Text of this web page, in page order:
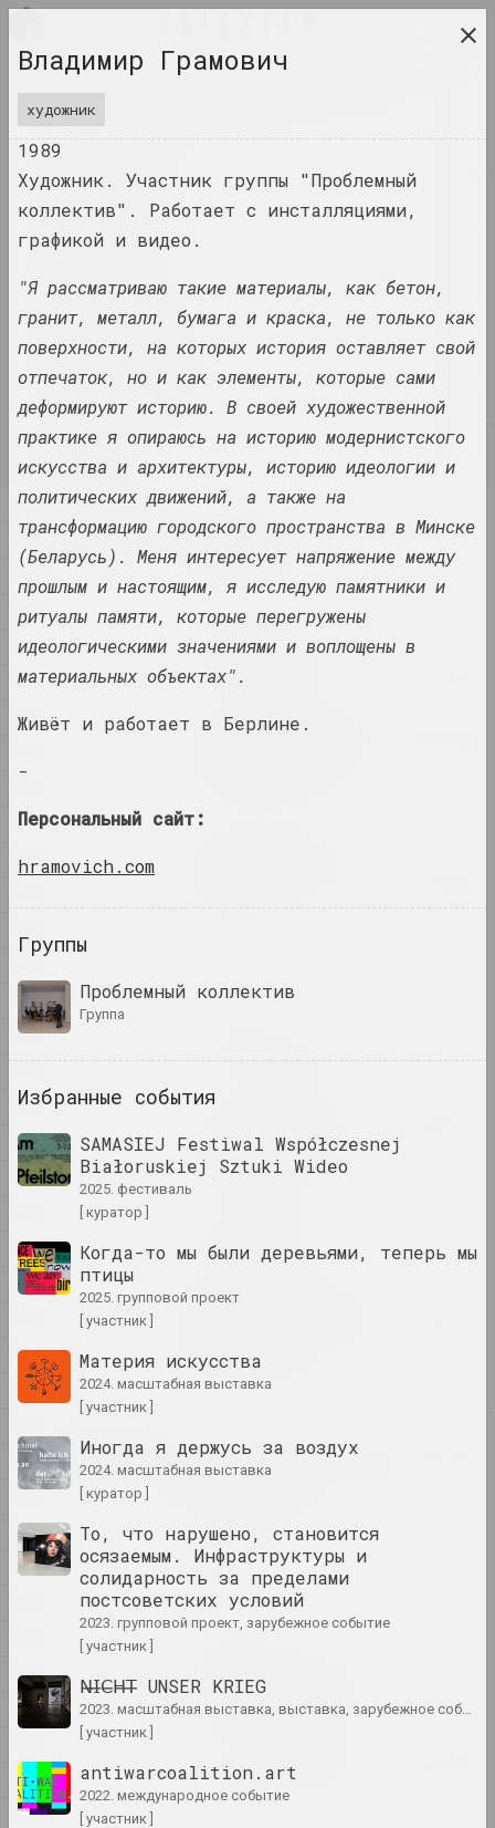
исследовательская платформа беларусского
современного искусства
ЖУРНАЛ
ИНДЕКС
ИМЕНА
ТЕРМИНЫ
СОБЫТИЯ
ДОКУМЕНТЫ
ИНФО
RUS
2025
2024
2022
2021
2020
2019
2016
2015
2011
2010
2008
2007
2004
2002
2001
1999
1998
1996
1995
1994
1993
1990
1989
1987
1985
2025
Где люди и звери бродят в
тени стены
Гриб и облако
2025. исследовательский проект, персональная выставка
Когда-то мы были деревьями,
2025. конкурс
2025. выставка
2025. групповой проект
moon she saw ...
2025. персональная выставка
2025. групповой проект
SAMASIEJ Festiwal
2025. фестиваль
2024
Lossy notes or typically a
presentation has many
1374
2024. выставка
Вильнюсский альбом
2024. персональная выставка
2024. масштабная выставка
Владимир Грамович
художник
1989
Художник. Участник группы "Проблемный
коллектив". Работает с инсталляциями,
графикой и видео.
"Я рассматриваю такие материалы, как бетон,
гранит, металл, бумага и краска, не только как
поверхности, на которых история оставляет свой
отпечаток, но и как элементы, которые сами
деформируют историю. В своей художественной
практике я опираюсь на историю модернистского
искусства и архитектуры, историю идеологии и
политических движений, а также на
трансформацию городского пространства в Минске
(Беларусь). Меня интересует напряжение между
прошлым и настоящим, я исследую памятники и
ритуалы памяти, которые перегружены
идеологическими значениями и воплощены в
материальных объектах".
Живёт и работает в Берлине.
-
Персональный сайт:
hramovich.com
Группы
Проблемный коллектив
группа
Избранные события
SAMASIEJ Festiwal Współczesnej
Białoruskiej Sztuki Wideo
2025. фестиваль
[ куратор ]
Когда-то мы были деревьями, теперь мы
птицы
2025. групповой проект
[ участник ]
Материя искусства
2024. масштабная выставка
[ участник ]
Иногда я держусь за воздух
2024. масштабная выставка
[ куратор ]
То, что нарушено, становится
осязаемым. Инфраструктуры и
солидарность за пределами
постсоветских условий
2023. групповой проект, зарубежное событие
[ участник ]
𝖭̶𝖨̶𝖢̶𝖧̶𝖳̶ UNSER KRIEG
2023. масштабная выставка, выставка, зарубежное событие, групповой проект
[ участник ]
antiwarcoalition.art
2022. международное событие
[ участник ]